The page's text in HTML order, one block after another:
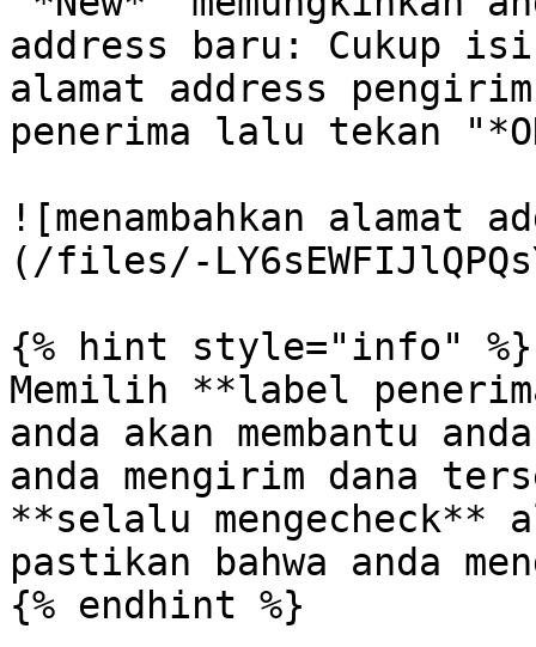
address baru: Cukup
alamat address
penerima lalu tekan
![menambahkan alamat
(/files/-
{% hint style="info" %}
Memilih **label
anda akan membantu
anda mengirim dana
**selalu mengecheck**
pastikan bahwa anda
{% endhint %}